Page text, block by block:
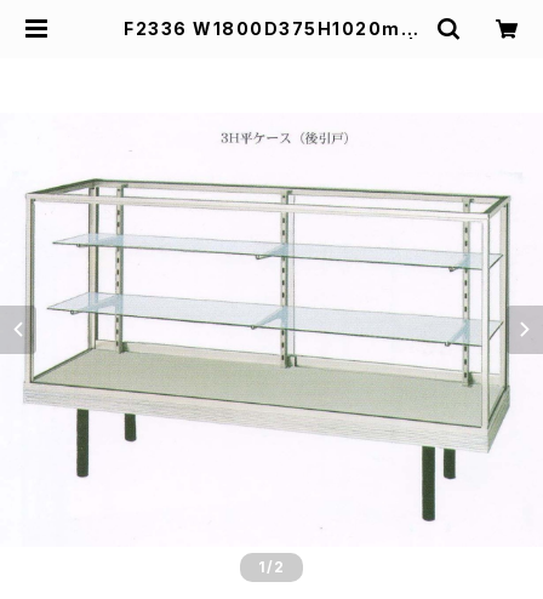
F2336 W1800D375H1020mm
1 /2